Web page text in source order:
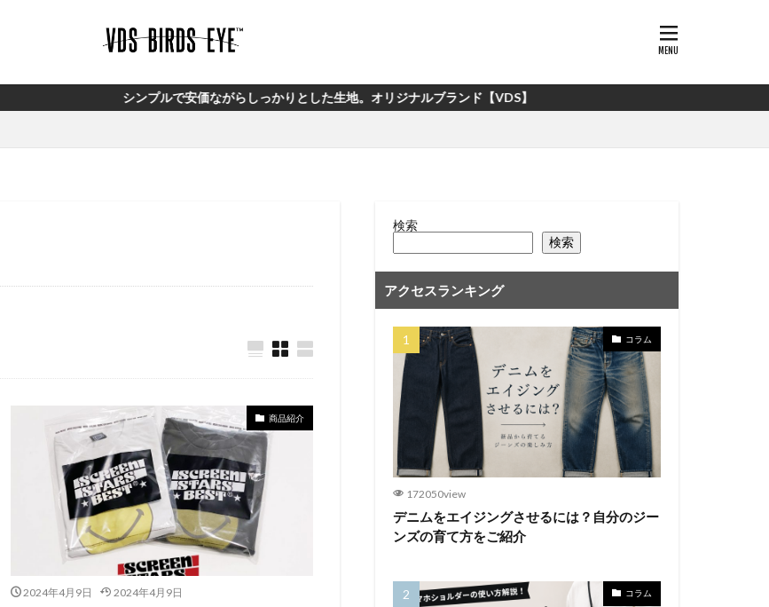
シンプルで安価ながらしっかりとした生地。オリジナルブランド【VDS】
商品紹介
2024年4月9日 2024年4月9日
検索
検索
アクセスランキング
コラム
172050view
デニムをエイジングさせるには？自分のジー
ンズの育て方をご紹介
コラム